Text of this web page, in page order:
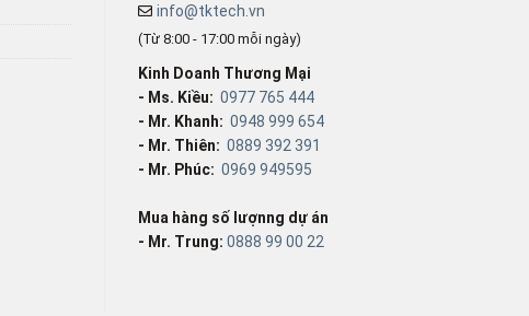
info@tktech.vn
(Từ 8:00 - 17:00 mỗi ngày)
Kinh Doanh Thương Mại
- Ms. Kiều: 0977 765 444
- Mr. Khanh: 0948 999 654
- Mr. Thiên: 0889 392 391
- Mr. Phúc: 0969 949595
Mua hàng số lượnng dự án
- Mr. Trung: 0888 99 00 22